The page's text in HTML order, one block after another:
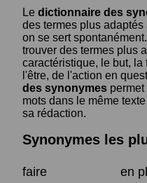
Le dictionnaire des
des termes plus
on se sert
trouver des termes plus
caractéristique, le but,
l'être, de l'action en
des synonymes permet
mots dans le même
sa rédaction.
Synonymes les
faire
en